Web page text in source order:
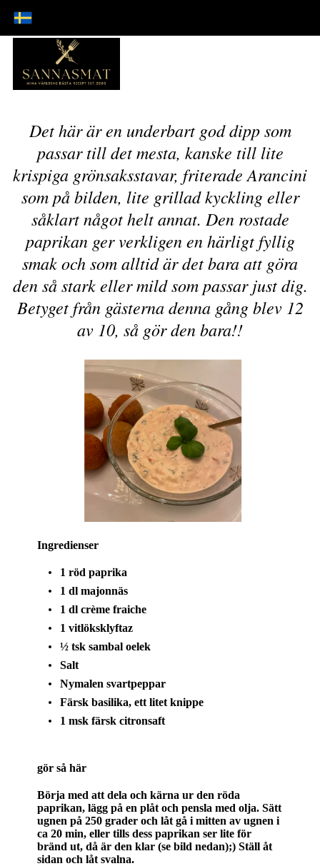
Det här är en underbart god dipp som
passar till det mesta, kanske till lite
krispiga grönsaksstavar, friterade Arancini
som på bilden, lite grillad kyckling eller
såklart något helt annat. Den rostade
paprikan ger verkligen en härligt fyllig
smak och som alltid är det bara att göra
den så stark eller mild som passar just dig.
Betyget från gästerna denna gång blev 12
av 10, så gör den bara!!
Ingredienser
1 röd paprika
1 dl majonnäs
1 dl crème fraiche
1 vitlöksklyftaz
½ tsk sambal oelek
Salt
Nymalen svartpeppar
Färsk basilika, ett litet knippe
1 msk färsk citronsaft
gör så här
Börja med att dela och kärna ur den röda
paprikan, lägg på en plåt och pensla med olja. Sätt
ugnen på 250 grader och låt gå i mitten av ugnen i
ca 20 min, eller tills dess paprikan ser lite för
bränd ut, då är den klar (se bild nedan);) Ställ åt
sidan och låt svalna.